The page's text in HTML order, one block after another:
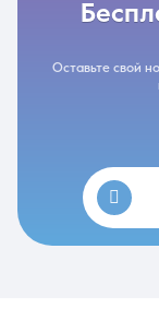
бесплатная консультация
Оставьте свой